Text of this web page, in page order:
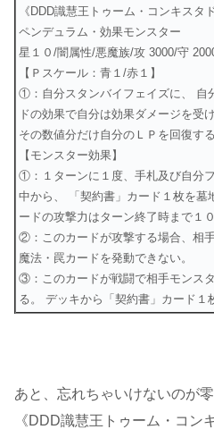
《DDD識慧王トゥーム・コンキスタ
ペンデュラム・効果モンスター
星１０/闇属性/悪魔族/攻 3000/守
【Ｐスケール：青１/赤１】
①：自分スタンバイフェイズに、 自
ドの効果で自分は効果ダメージを受
その数値分だけ自分のＬＰを回復する
【モンスター効果】
①：１ターンに１度、手札及び自分
中から、 「契約書」カード１枚を墓
ードの攻撃力はターン終了時まで１
②：このカードが攻撃する場合、相
魔法・罠カードを発動できない。
③：このカードが戦闘で相手モンス
る。 デッキから「契約書」カード１
あと、忘れちゃいけないのが
《DDD識慧王トゥーム・コン